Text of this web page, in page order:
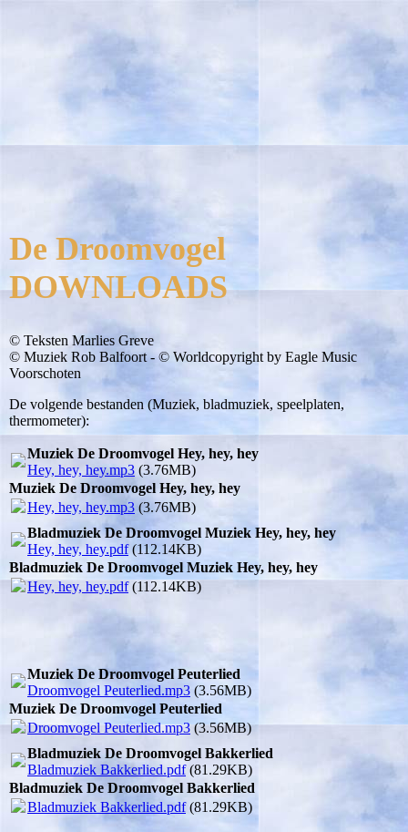
De Droomvogel
DOWNLOADS
© Teksten Marlies Greve
© Muziek Rob Balfoort - © Worldcopyright by Eagle Music
Voorschoten
De volgende bestanden (Muziek, bladmuziek, speelplaten,
thermometer):
Muziek De Droomvogel Hey, hey, hey
Hey, hey, hey.mp3 (3.76MB)
Muziek De Droomvogel Hey, hey, hey
Hey, hey, hey.mp3 (3.76MB)
Bladmuziek De Droomvogel Muziek Hey, hey, hey
Hey, hey, hey.pdf(112.14KB)
Bladmuziek De Droomvogel Muziek Hey, hey, hey
Hey, hey, hey.pdf(112.14KB)
Muziek De Droomvogel Peuterlied
Droomvogel Peuterlied.mp3 (3.56MB)
Muziek De Droomvogel Peuterlied
Droomvogel Peuterlied.mp3(3.56MB)
Bladmuziek De Droomvogel Bakkerlied
Bladmuziek Bakkerlied.pdf(81.29KB)
Bladmuziek De Droomvogel Bakkerlied
Bladmuziek Bakkerlied.pdf(81.29KB)